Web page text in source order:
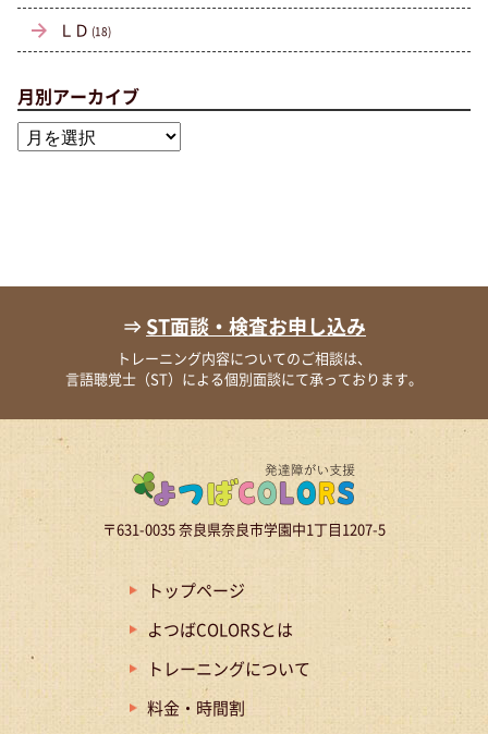
ＬＤ (18)
月別アーカイブ
ア
⇒ ST面談・検査お申し込み
トレーニング内容についてのご相談は、
言語聴覚士（ST）による個別面談にて承っております。
〒631-0035 奈良県奈良市学園中1丁目1207-5
トップページ
よつばCOLORSとは
トレーニングについて
料金・時間割